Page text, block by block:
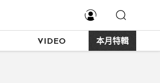
VIDEO 本月特輯